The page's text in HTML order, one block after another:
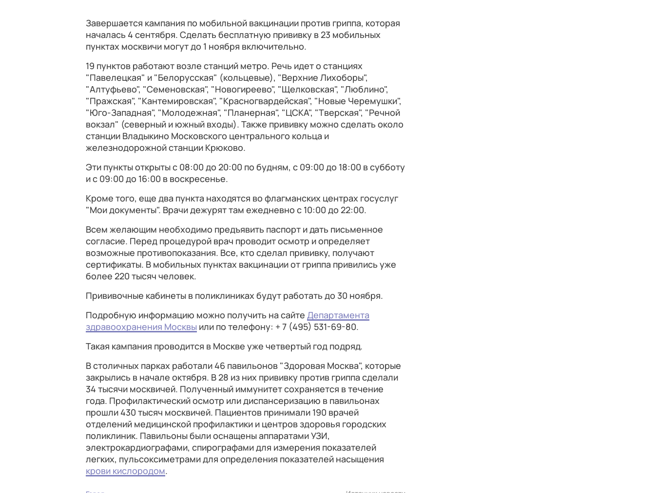
Завершается кампания по мобильной вакцинации против гриппа, которая
началась 4 сентября. Сделать бесплатную прививку в 23 мобильных
пунктах москвичи могут до 1 ноября включительно.
19 пунктов работают возле станций метро. Речь идет о станциях
"Павелецкая" и "Белорусская" (кольцевые), "Верхние Лихоборы",
"Алтуфьево", "Семеновская", "Новогиреево", "Щелковская", "Люблино",
"Пражская", "Кантемировская", "Красногвардейская", "Новые Черемушки",
"Юго-Западная", "Молодежная", "Планерная", "ЦСКА", "Тверская", "Речной
вокзал" (северный и южный входы). Также прививку можно сделать около
станции Владыкино Московского центрального кольца и
железнодорожной станции Крюково.
Эти пункты открыты с 08:00 до 20:00 по будням, с 09:00 до 18:00 в субботу
и с 09:00 до 16:00 в воскресенье.
Кроме того, еще два пункта находятся во флагманских центрах госуслуг
"Мои документы". Врачи дежурят там ежедневно с 10:00 до 22:00.
Всем желающим необходимо предъявить паспорт и дать письменное
согласие. Перед процедурой врач проводит осмотр и определяет
возможные противопоказания. Все, кто сделал прививку, получают
сертификаты. В мобильных пунктах вакцинации от гриппа привились уже
более 220 тысяч человек.
Прививочные кабинеты в поликлиниках будут работать до 30 ноября.
Подробную информацию можно получить на сайте Департамента
здравоохранения Москвы или по телефону: + 7 (495) 531-69-80.
Такая кампания проводится в Москве уже четвертый год подряд.
В столичных парках работали 46 павильонов "Здоровая Москва", которые
закрылись в начале октября. В 28 из них прививку против гриппа сделали
34 тысячи москвичей. Полученный иммунитет сохраняется в течение
года. Профилактический осмотр или диспансеризацию в павильонах
прошли 430 тысяч москвичей. Пациентов принимали 190 врачей
отделений медицинской профилактики и центров здоровья городских
поликлиник. Павильоны были оснащены аппаратами УЗИ,
электрокардиографами, спирографами для измерения показателей
легких, пульсоксиметрами для определения показателей насыщения
крови кислородом.